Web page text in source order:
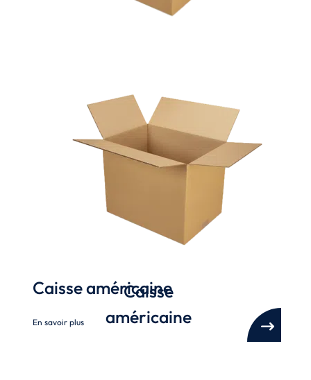
Caisse
américaine
Caisse américaine
En savoir plus